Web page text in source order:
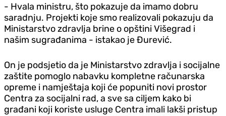
- Hvala ministru, što pokazuje da imamo dobru
saradnju. Projekti koje smo realizovali pokazuju da
Ministarstvo zdravlja brine o opštini Višegrad i
našim sugrađanima - istakao je Đurević.
On je podsjetio da je Ministarstvo zdravlja i socijalne
zaštite pomoglo nabavku kompletne računarska
opreme i namještaja koji će popuniti novi prostor
Centra za socijalni rad, a sve sa ciljem kako bi
građani koji koriste usluge Centra imali lakši pristup